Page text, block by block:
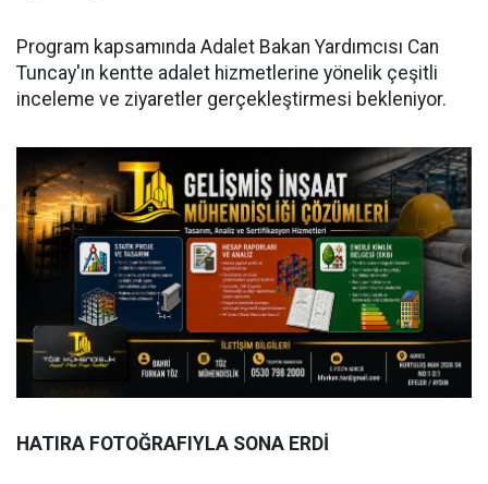
Program kapsamında Adalet Bakan Yardımcısı Can
Tuncay'ın kentte adalet hizmetlerine yönelik çeşitli
inceleme ve ziyaretler gerçekleştirmesi bekleniyor.
HATIRA FOTOĞRAFIYLA SONA ERDİ